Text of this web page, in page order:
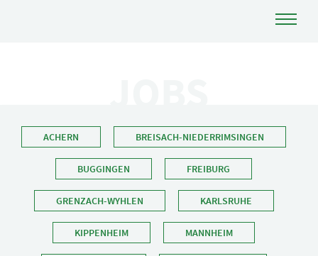
ACHERN BREISACH-NIEDERRIMSINGEN
BUGGINGEN FREIBURG
GRENZACH-WYHLEN KARLSRUHE
KIPPENHEIM MANNHEIM